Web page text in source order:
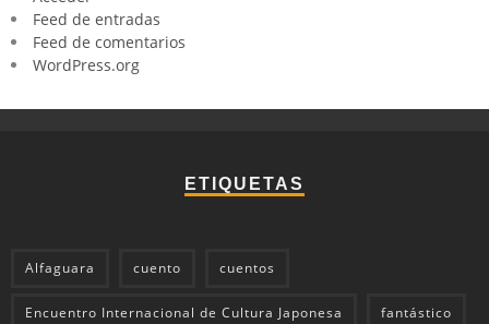
Feed de entradas
Feed de comentarios
WordPress.org
ETIQUETAS
Alfaguara cuento cuentos
Encuentro Internacional de Cultura Japonesa fantástico